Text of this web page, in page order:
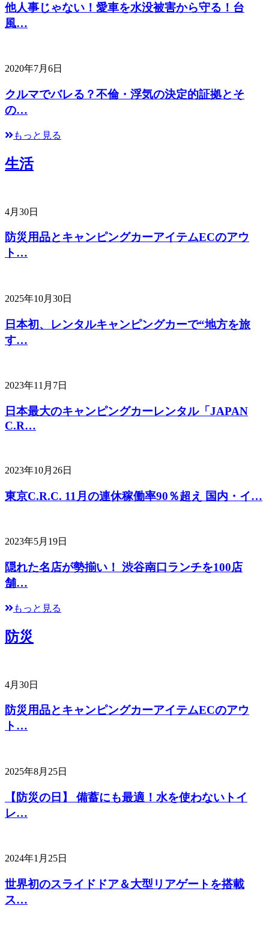
他人事じゃない！愛車を水没被害から守る！台
風…
2020年7月6日
クルマでバレる？不倫・浮気の決定的証拠とそ
の…
もっと見る
生活
4月30日
防災用品とキャンピングカーアイテムECのアウ
ト…
2025年10月30日
日本初、レンタルキャンピングカーで“地方を旅
す…
2023年11月7日
日本最大のキャンピングカーレンタル「JAPAN
C.R…
2023年10月26日
東京C.R.C. 11月の連休稼働率90％超え 国内・イ…
2023年5月19日
隠れた名店が勢揃い！ 渋谷南口ランチを100店
舗…
もっと見る
防災
4月30日
防災用品とキャンピングカーアイテムECのアウ
ト…
2025年8月25日
【防災の日】 備蓄にも最適！水を使わないトイ
レ…
2024年1月25日
世界初のスライドドア＆大型リアゲートを搭載
ス…